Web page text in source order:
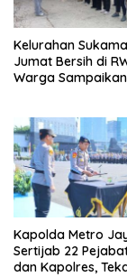
Kelurahan
Jumat Bersih di
Warga
Kapolda Metro
Sertijab 22
dan Kapolres,